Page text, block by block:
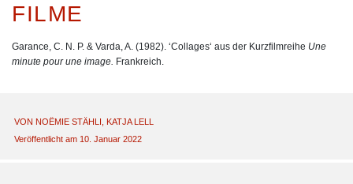
FILME
Garance, C. N. P. & Varda, A. (1982). ‘Collages‘ aus der Kurzfilmreihe Une
minute pour une image. Frankreich.
VON NOËMIE STÄHLI
KATJA LELL
Veröffentlicht am 10. Januar 2022